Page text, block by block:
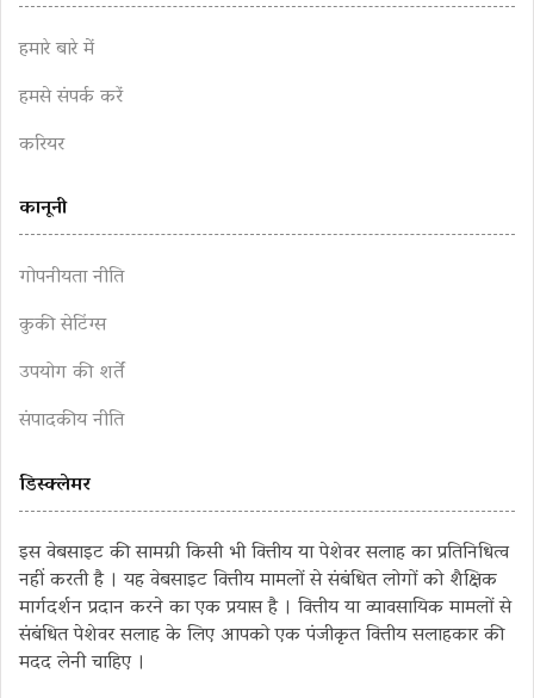
हमारे बारे में
हमसे संपर्क करें
करियर
कानूनी
गोपनीयता नीति
कुकी सेटिंग्स
उपयोग की शर्तें
संपादकीय नीति
डिस्क्लेमर
इस वेबसाइट की सामग्री किसी भी वित्तीय या पेशेवर सलाह का प्रतिनिधित्व
नहीं करती है । यह वेबसाइट वित्तीय मामलों से संबंधित लोगों को शैक्षिक
मार्गदर्शन प्रदान करने का एक प्रयास है । वित्तीय या व्यावसायिक मामलों से
संबंधित पेशेवर सलाह के लिए आपको एक पंजीकृत वित्तीय सलाहकार की
मदद लेनी चाहिए ।